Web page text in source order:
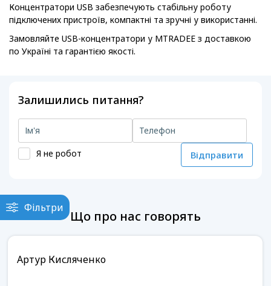
Фільтри
Концентратори USB забезпечують стабільну роботу
підключених пристроїв, компактні та зручні у використанні.
Замовляйте USB-концентратори у MTRADEE з доставкою
по Україні та гарантією якості.
Залишились питання?
Я не робот Відправити
Що про нас говорять
Артур Кисляченко